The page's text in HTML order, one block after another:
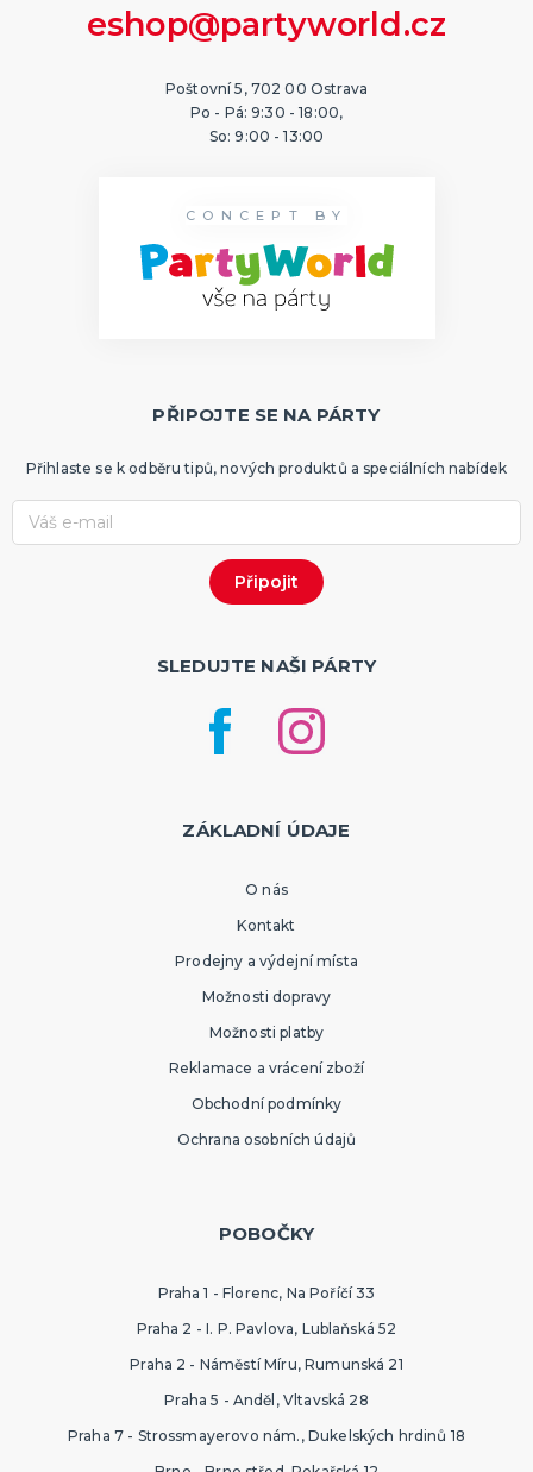
eshop@partyworld.cz
Poštovní 5, 702 00 Ostrava
Po - Pá: 9:30 - 18:00,
So: 9:00 - 13:00
CONCEPT BY
PŘIPOJTE SE NA PÁRTY
Přihlaste se k odběru tipů, nových produktů a speciálních nabídek
SLEDUJTE NAŠI PÁRTY
ZÁKLADNÍ ÚDAJE
O nás
Kontakt
Prodejny a výdejní místa
Možnosti dopravy
Možnosti platby
Reklamace a vrácení zboží
Obchodní podmínky
Ochrana osobních údajů
POBOČKY
Praha 1 - Florenc, Na Poříčí 33
Praha 2 - I. P. Pavlova, Lublaňská 52
Praha 2 - Náměstí Míru, Rumunská 21
Praha 5 - Anděl, Vltavská 28
Praha 7 - Strossmayerovo nám., Dukelských hrdinů 18